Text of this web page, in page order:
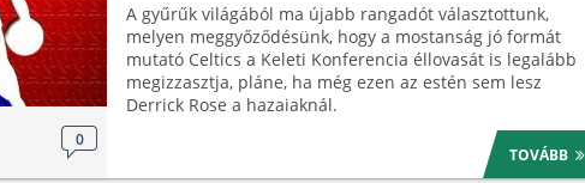
0
A gyűrűk világából ma újabb rangadót választottunk,
melyen meggyőződésünk, hogy a mostanság jó formát
mutató Celtics a Keleti Konferencia éllovasát is legalább
megizzasztja, pláne, ha még ezen az estén sem lesz
Derrick Rose a hazaiaknál.
TOVÁBB